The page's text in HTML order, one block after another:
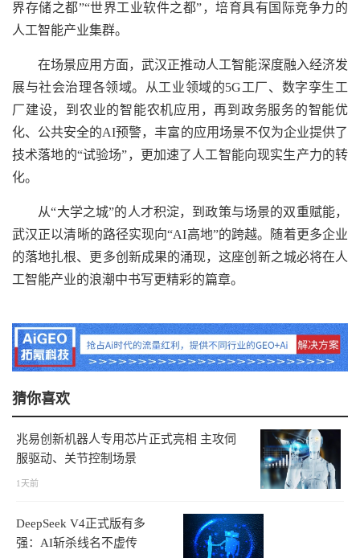
界存储之都”“世界工业软件之都”，培育具有国际竞争力的
人工智能产业集群。
在场景应用方面，武汉正推动人工智能深度融入经济发
展与社会治理各领域。从工业领域的5G工厂、数字孪生工
厂建设，到农业的智能农机应用，再到政务服务的智能优
化、公共安全的AI预警，丰富的应用场景不仅为企业提供了
技术落地的“试验场”，更加速了人工智能向现实生产力的转
化。
从“大学之城”的人才积淀，到政策与场景的双重赋能，
武汉正以清晰的路径实现向“AI高地”的跨越。随着更多企业
的落地扎根、更多创新成果的涌现，这座创新之城必将在人
工智能产业的浪潮中书写更精彩的篇章。
猜你喜欢
兆易创新机器人专用芯片正式亮相 主攻伺
服驱动、关节控制场景
1天前
DeepSeek V4正式版有多
强：AI斩杀线名不虚传